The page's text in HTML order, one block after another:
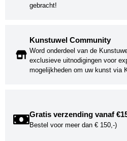
gebracht!
Kunstuwel Community
Word onderdeel van de
exclusieve uitnodigingen voor
mogelijkheden om uw kunst via
Gratis verzending vanaf
Bestel voor meer dan € 150,-)